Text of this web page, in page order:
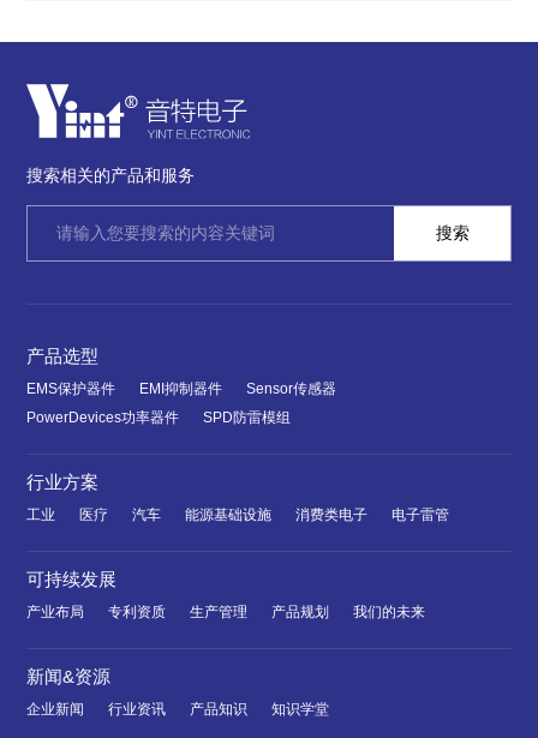
搜索相关的产品和服务
产品选型
EMS保护器件 EMI抑制器件
Sensor传感器
PowerDevices功率器件
SPD防雷模组
行业方案
工业 医疗 汽车 能源基础设施 消费类电子 电子雷管
可持续发展
产业布局 专利资质 生产管理 产品规划 我们的未来
新闻&资源
企业新闻 行业资讯 产品知识 知识学堂